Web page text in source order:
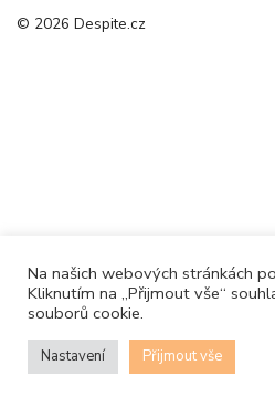
© 2026 Despite.cz
Na našich webových stránkách
Kliknutím na „Přijmout vše“
souborů cookie.
Nastavení Přijmout vše